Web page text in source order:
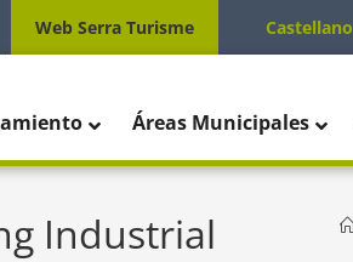
Web Serra Turisme Castellano
Áreas Municipales
Industrial